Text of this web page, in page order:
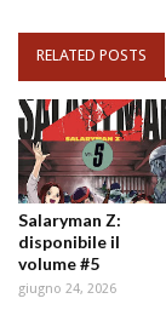
RELATED POSTS
Salaryman Z:
disponibile il
volume #5
giugno 24, 2026